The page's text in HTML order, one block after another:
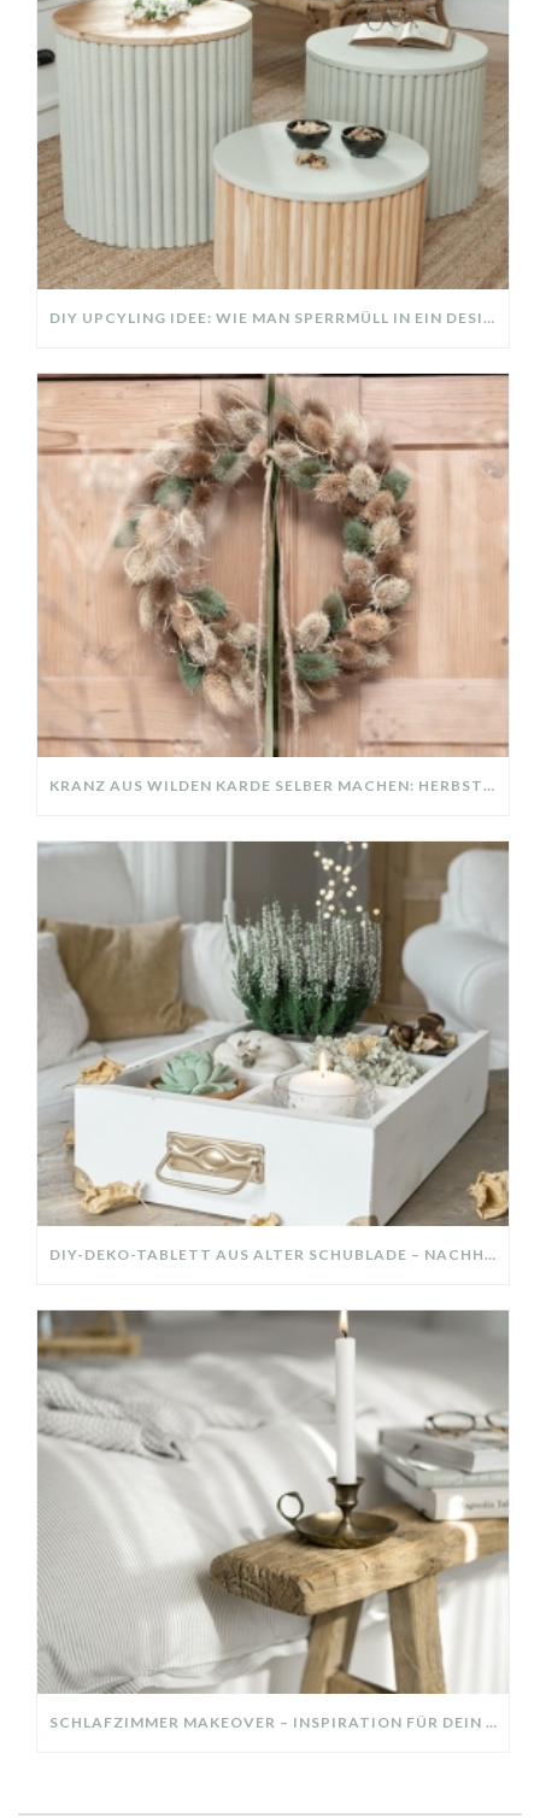
DIY UPCYLING IDEE: WIE MAN SPERRMÜLL IN EIN DESIGNER TEIL VERWANDELT
KRANZ AUS WILDEN KARDE SELBER MACHEN: HERBSTDEKO GANZ EINFACH
DIY-DEKO-TABLETT AUS ALTER SCHUBLADE – NACHHALTIGE HERBSTDEKO SELBER MACHEN!
SCHLAFZIMMER MAKEOVER – INSPIRATION FÜR DEIN SCHLAFZIMMER: AUS ALT MACH NEU – HELL, GEMÜTLICH UND EINLADEND